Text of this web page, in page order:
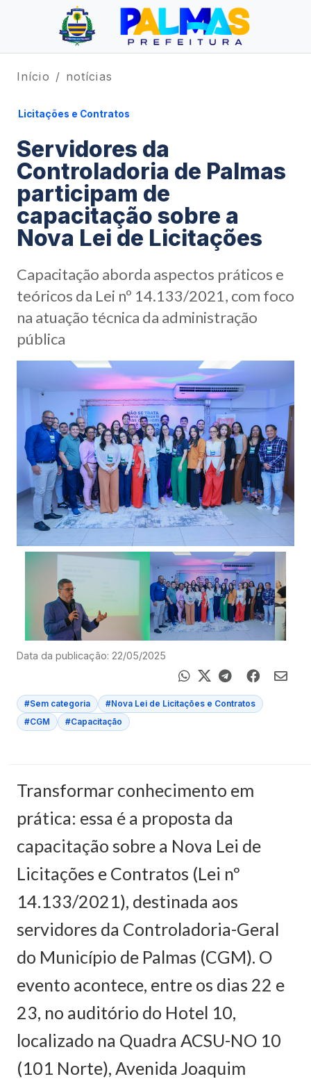
Início notícias
Licitações e Contratos
Servidores da
Controladoria de Palmas
participam de
capacitação sobre a
Nova Lei de Licitações
Capacitação aborda aspectos práticos e
teóricos da Lei nº 14.133/2021, com foco
na atuação técnica da administração
pública
Data da publicação: 22/05/2025
#Sem categoria
#Nova Lei de Licitações e Contratos
#CGM
#Capacitação
Transformar conhecimento em
prática: essa é a proposta da
capacitação sobre a Nova Lei de
Licitações e Contratos (Lei nº
14.133/2021), destinada aos
servidores da Controladoria-Geral
do Município de Palmas (CGM). O
evento acontece, entre os dias 22 e
23, no auditório do Hotel 10,
localizado na Quadra ACSU-NO 10
(101 Norte), Avenida Joaquim